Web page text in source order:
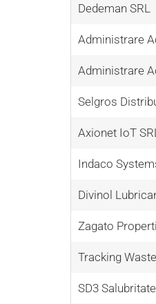
Dedeman SRL
Administrare
Administrare
Selgros
Axionet IoT
Indaco
Divinol
Zagato
Tracking
SD3